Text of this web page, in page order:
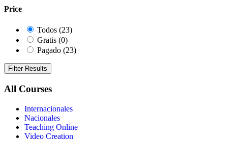
Price
Todos (23)
Gratis (0)
Pagado (23)
Filter Results
All Courses
Internacionales
Nacionales
Teaching Online
Video Creation